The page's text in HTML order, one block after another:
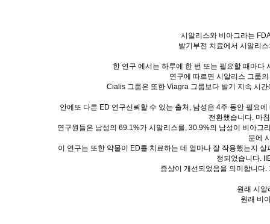
시알리스와 비아그라는
발기부전 치료에서 시알리
한 연구 에서는 하루에 한 번 또는 필요할 때마다
연구에 따르면 시알리스 그룹
Cialis 그룹은 또한 Viagra 그룹보다 발기 지속 시
안에또 다른 ED 연구신뢰할 수 있는 출처, 남성은 4주 동안 필요
전환했습니다. 마
연구원들은 남성의 69.1%가 시알리스를, 30.9%의 남성이 비아그
문에
이 연구는 또한 약물이 ED를 치료하는 데 얼마나 잘 작용했는지
정되었습니다.
증상이 개선되었음을 의미합니다
원래 시
원래 비